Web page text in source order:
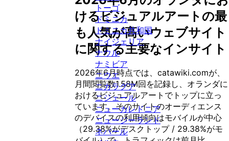
トーゴ
ドミニカ
ドミニカ共和国
ナイジェリア
ナウル
ナミビア
ニウエ
ニカラグア
ニジェール
ニューカレドニア
ニュージーランド
ネパール
けるビジュアルアート の最
も人気が高いウェブサイト
に関する主要なインサイト
2026年6月時点では、catawiki.comが、
月間閲覧数1.58M回を記録し、 オランダに
おけるビジュアルアート でトップに立っ
ています。そのサイトのオーディエンス
のデバイスの利用傾向はモバイルが中心
（29.38%がデスクトップ / 29.38%がモ